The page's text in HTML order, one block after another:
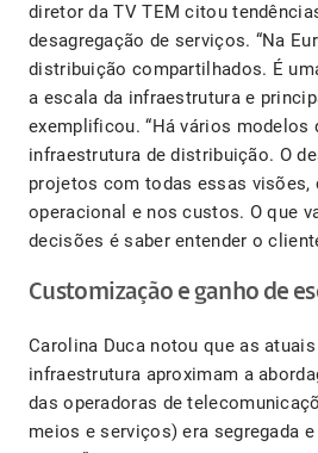
diretor da TV TEM citou
desagregação de serviços. “Na
distribuição compartilhados. É
a escala da infraestrutura e
exemplificou. “Há vários modelos
infraestrutura de distribuição. O
projetos com todas essas visões,
operacional e nos custos. O que
decisões é saber entender o
Customização e ganho de
Carolina Duca notou que as
infraestrutura aproximam a
das operadoras de
meios e serviços) era segregada